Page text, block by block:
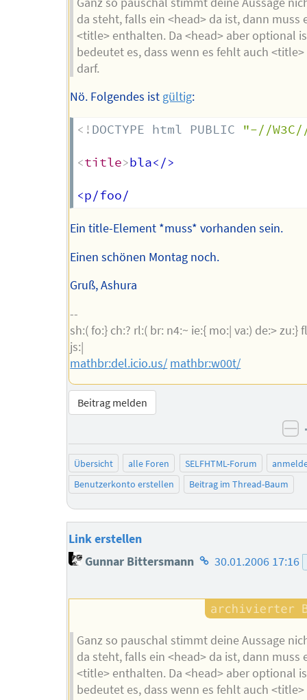
da steht, falls ein <head> da ist, dann muss
<title> enthalten. Da <head> aber optional
bedeutet es, dass wenn es fehlt auch
darf.
Nö. Folgendes ist gültig:
<! DOCTYPE html PUBLIC "-//
<title>bla</>
Ein title-Element *muss* vorhanden sein.
Einen schönen Montag noch.
Gruß, Ashura
--
sh:( fo:} ch:? rl:( br: n4:~ ie:{ mo:| va:) de:> zu:}
js:|
mathbr:del.icio.us/ mathbr:w00t/
Beitrag melden
Übersicht alle Foren SELFHTML-Forum
Benutzerkonto erstellen
Beitrag im Thread-Baum
Link erstellen
Gunnar Bittersmann Homepage
Autors
30.01.2006 17:16
Ganz so pauschal stimmt deine Aussage
da steht, falls ein <head> da ist, dann muss
<title> enthalten. Da <head> aber optional
bedeutet es, dass wenn es fehlt auch